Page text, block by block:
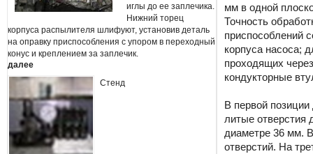
иглы до ее заплечика.
Нижний торец
корпуса распылителя шлифуют, установив деталь
на оправку приспособления с упором в переходный
конус и креплением за заплечик.
далее
Стенд
мм в одной
Точность
приспособлений
корпуса насоса;
проходящих
кондукторные
В первой
литые отверстия
диаметре 36 мм.
отверстий. На